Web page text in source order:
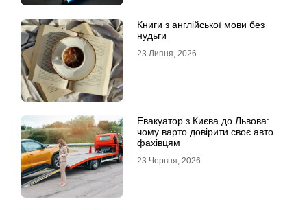
Книги з англійської мови без
нудьги
23 Липня, 2026
Евакуатор з Києва до Львова:
чому варто довірити своє авто
фахівцям
23 Червня, 2026